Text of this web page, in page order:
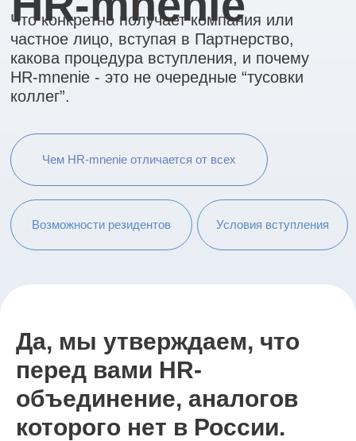
Возможности резидентов
Чем HR-mnenie отличается от всех
Да, мы утверждаем, что
перед вами HR-
объединение, аналогов
которого нет в России.